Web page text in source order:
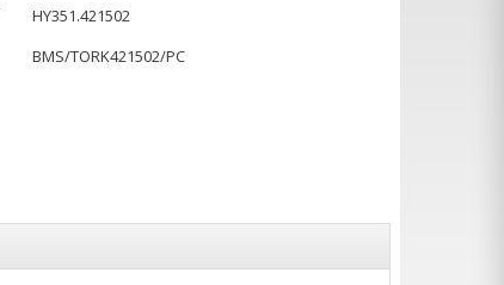
HY351.421502
BMS/TORK421502/PC